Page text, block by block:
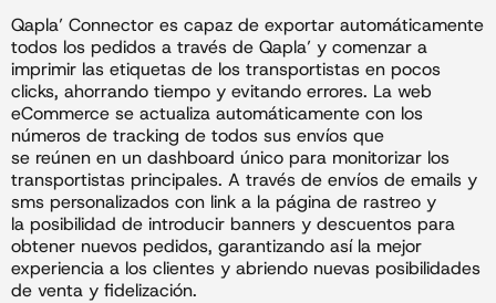
Qapla’ Connector es capaz de exportar automáticamente
todos los pedidos a través de Qapla’ y comenzar a
imprimir las etiquetas de los transportistas en pocos
clicks, ahorrando tiempo y evitando errores. La web
eCommerce se actualiza automáticamente con los
números de tracking de todos sus envíos que
se reúnen en un dashboard único para monitorizar los
transportistas principales. A través de envíos de emails y
sms personalizados con link a la página de rastreo y
la posibilidad de introducir banners y descuentos para
obtener nuevos pedidos, garantizando así la mejor
experiencia a los clientes y abriendo nuevas posibilidades
de venta y fidelización.